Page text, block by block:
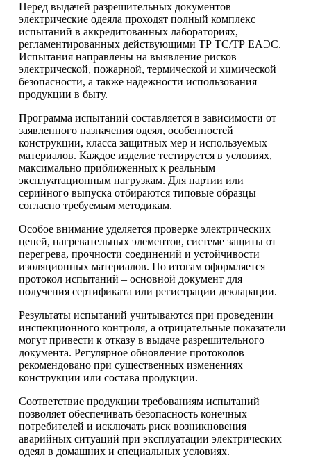
Перед выдачей разрешительных документов
электрические одеяла проходят полный комплекс
испытаний в аккредитованных лабораториях,
регламентированных действующими ТР ТС/ТР ЕАЭС.
Испытания направлены на выявление рисков
электрической, пожарной, термической и химической
безопасности, а также надежности использования
продукции в быту.
Программа испытаний составляется в зависимости от
заявленного назначения одеял, особенностей
конструкции, класса защитных мер и используемых
материалов. Каждое изделие тестируется в условиях,
максимально приближенных к реальным
эксплуатационным нагрузкам. Для партии или
серийного выпуска отбираются типовые образцы
согласно требуемым методикам.
Особое внимание уделяется проверке электрических
цепей, нагревательных элементов, системе защиты от
перегрева, прочности соединений и устойчивости
изоляционных материалов. По итогам оформляется
протокол испытаний – основной документ для
получения сертификата или регистрации декларации.
Результаты испытаний учитываются при проведении
инспекционного контроля, а отрицательные показатели
могут привести к отказу в выдаче разрешительного
документа. Регулярное обновление протоколов
рекомендовано при существенных изменениях
конструкции или состава продукции.
Соответствие продукции требованиям испытаний
позволяет обеспечивать безопасность конечных
потребителей и исключать риск возникновения
аварийных ситуаций при эксплуатации электрических
одеял в домашних и специальных условиях.